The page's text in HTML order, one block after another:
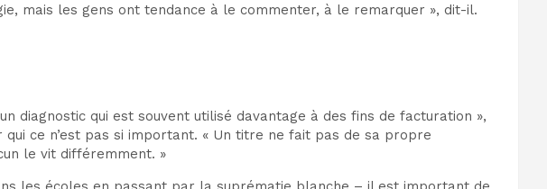
mais les gens ont tendance à le commenter, à le remarquer », dit-il.
diagnostic qui est souvent utilisé davantage à des fins de facturation »,
ce n’est pas si important. « Un titre ne fait pas de sa propre
le vit différemment. »